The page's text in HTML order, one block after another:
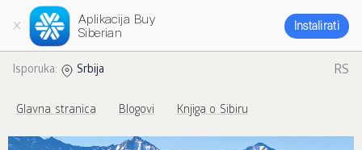
Aplikacija Buy
Siberian
Instalirati
Isporuka: Srbija RS
Glavna stranica Blogovi Knjiga o Sibiru